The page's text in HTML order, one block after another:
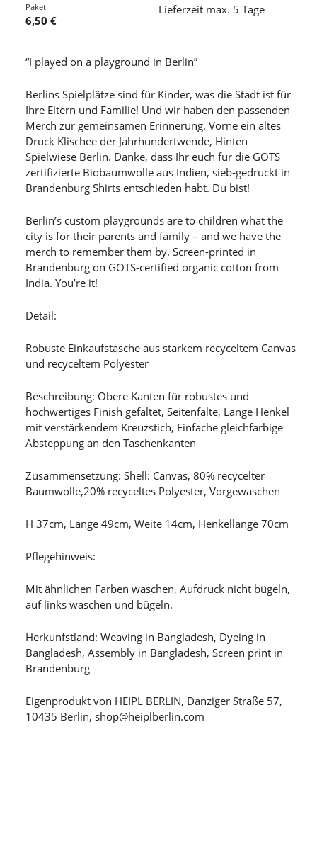
Paket
6,50 €
Lieferzeit max. 5 Tage
“I played on a playground in Berlin”
Berlins Spielplätze sind für Kinder, was die Stadt ist für
Ihre Eltern und Familie! Und wir haben den passenden
Merch zur gemeinsamen Erinnerung. Vorne ein altes
Druck Klischee der Jahrhundertwende, Hinten
Spielwiese Berlin. Danke, dass Ihr euch für die GOTS
zertifizierte Biobaumwolle aus Indien, sieb-gedruckt in
Brandenburg Shirts entschieden habt. Du bist!
Berlin’s custom playgrounds are to children what the
city is for their parents and family – and we have the
merch to remember them by. Screen-printed in
Brandenburg on GOTS-certified organic cotton from
India. You’re it!
Detail:
Robuste Einkaufstasche aus starkem recyceltem Canvas
und recyceltem Polyester
Beschreibung: Obere Kanten für robustes und
hochwertiges Finish gefaltet, Seitenfalte, Lange Henkel
mit verstärkendem Kreuzstich, Einfache gleichfarbige
Absteppung an den Taschenkanten
Zusammensetzung: Shell: Canvas, 80% recycelter
Baumwolle,20% recyceltes Polyester, Vorgewaschen
H 37cm, Länge 49cm, Weite 14cm, Henkellänge 70cm
Pflegehinweis:
Mit ähnlichen Farben waschen, Aufdruck nicht bügeln,
auf links waschen und bügeln.
Herkunfstland: Weaving in Bangladesh, Dyeing in
Bangladesh, Assembly in Bangladesh, Screen print in
Brandenburg
Eigenprodukt von HEIPL BERLIN, Danziger Straße 57,
10435 Berlin, shop@heiplberlin.com